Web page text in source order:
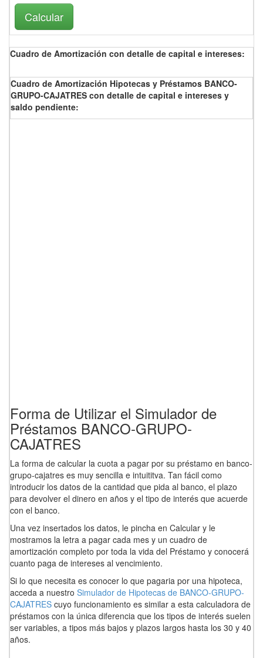
Cuadro de Amortización con detalle de capital e intereses:
Cuadro de Amortización Hipotecas y Préstamos BANCO-
GRUPO-CAJATRES con detalle de capital e intereses y
saldo pendiente:
Forma de Utilizar el Simulador de
Préstamos BANCO-GRUPO-
CAJATRES
La forma de calcular la cuota a pagar por su préstamo en banco-
grupo-cajatres es muy sencilla e intuititva. Tan fácil como
introducir los datos de la cantidad que pida al banco, el plazo
para devolver el dinero en años y el tipo de interés que acuerde
con el banco.
Una vez insertados los datos, le pincha en Calcular y le
mostramos la letra a pagar cada mes y un cuadro de
amortización completo por toda la vida del Préstamo y conocerá
cuanto paga de intereses al vencimiento.
Si lo que necesita es conocer lo que pagaria por una hipoteca,
acceda a nuestro Simulador de Hipotecas de BANCO-GRUPO-
CAJATRES cuyo funcionamiento es similar a esta calculadora de
préstamos con la única diferencia que los tipos de interés suelen
ser variables, a tipos más bajos y plazos largos hasta los 30 y 40
años.